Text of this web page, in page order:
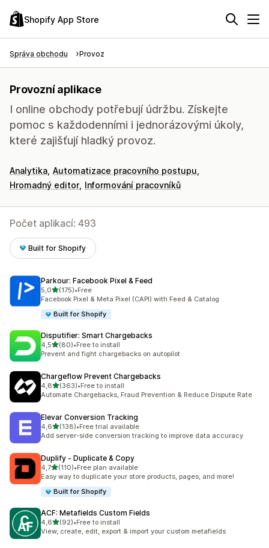
Shopify App Store
Správa obchodu Provoz
Provozní aplikace
I online obchody potřebují údržbu. Získejte
pomoc s každodenními i jednorázovými úkoly,
které zajišťují hladký provoz.
Analytika Automatizace pracovního postupu
Hromadný editor Informování pracovníků
Počet aplikací: 493
Built for Shopify
Parkour: Facebook Pixel & Feed
5,0z 5 hvězd
(175)
Celkový počet recenzí: 175
•Free
Facebook Pixel & Meta Pixel (CAPI) with Feed & Catalog
Built for Shopify
Disputifier: Smart Chargebacks
4,5z 5 hvězd
(80)
Celkový počet recenzí: 80
•Free to install
Prevent and fight chargebacks on autopilot
Chargeflow Prevent Chargebacks
4,8z 5 hvězd
(363)
Celkový počet recenzí: 363
•Free to install
Automate Chargebacks, Fraud Prevention & Reduce Dispute Rate
Elevar Conversion Tracking
4,6z 5 hvězd
(138)
Celkový počet recenzí: 138
•Free trial available
Add server-side conversion tracking to improve data accuracy
Duplify ‑ Duplicate & Copy
4,7z 5 hvězd
(110)
Celkový počet recenzí: 110
•Free plan available
Easy way to duplicate your store products, pages, and more!
Built for Shopify
ACF: Metafields Custom Fields
4,6z 5 hvězd
(92)
Celkový počet recenzí: 92
•Free to install
View, create, edit, export & import your custom metafields